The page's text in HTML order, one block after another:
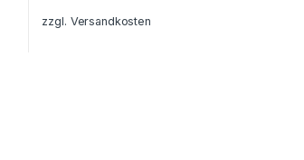
zzgl. Versandkosten